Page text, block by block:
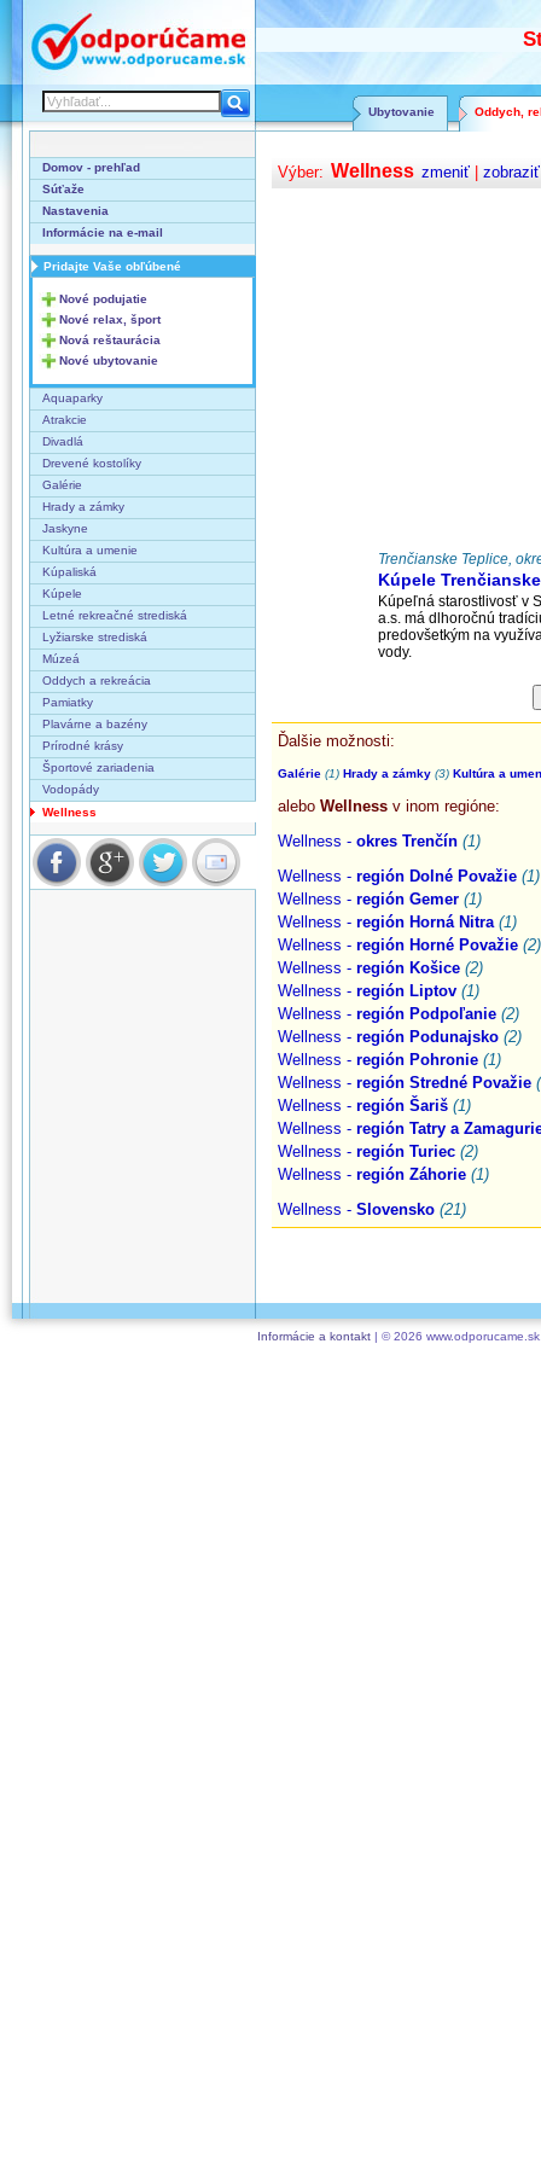
Oddych,
Ubytovanie
Domov - prehľad
Súťaže
Nastavenia
Informácie na e-mail
Pridajte Vaše obľúbené
Nové podujatie
Nové relax, šport
Nová reštaurácia
Nové ubytovanie
Aquaparky
Atrakcie
Divadlá
Drevené kostolíky
Galérie
Hrady a zámky
Jaskyne
Kultúra a umenie
Kúpaliská
Kúpele
Letné rekreačné strediská
Lyžiarske strediská
Múzeá
Oddych a rekreácia
Pamiatky
Plavárne a bazény
Prírodné krásy
Športové zariadenia
Vodopády
Wellness
Výber: Wellness zmeniť
Trenčianske Teplice,
Kúpele
Kúpeľná starostlivosť v
a.s. má dlhoročnú
predovšetkým na
vody.
Ďalšie možnosti:
Galérie (1) Hrady a zámky (3) Kultúra a
alebo Wellness v inom regióne:
Wellness - okres Trenčín (1)
Wellness - región Dolné Považie (1)
Wellness - región Gemer (1)
Wellness - región Horná Nitra (1)
Wellness - región Horné Považie (2)
Wellness - región Košice (2)
Wellness - región Liptov (1)
Wellness - región Podpoľanie (2)
Wellness - región Podunajsko (2)
Wellness - región Pohronie (1)
Wellness - región Stredné Považie
Wellness - región Šariš (1)
Wellness - región Tatry a
Wellness - región Turiec (2)
Wellness - región Záhorie (1)
Wellness - Slovensko (21)
Informácie a kontakt| © 2026